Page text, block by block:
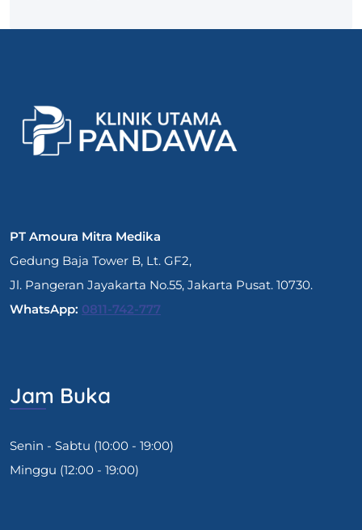
PT Amoura Mitra Medika
Gedung Baja Tower B, Lt. GF2,
Jl. Pangeran Jayakarta No.55, Jakarta Pusat. 10730.
WhatsApp: 0811-742-777
Jam Buka
Senin - Sabtu (10:00 - 19:00)
Minggu (12:00 - 19:00)